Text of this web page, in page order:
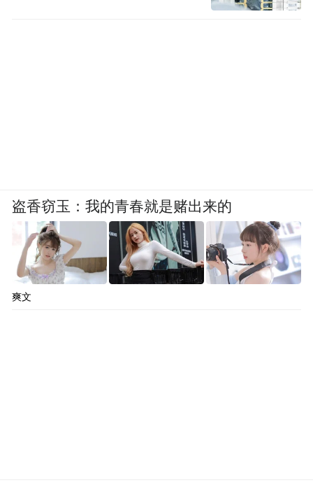
盗香窃玉：我的青春就是赌出来的
爽文